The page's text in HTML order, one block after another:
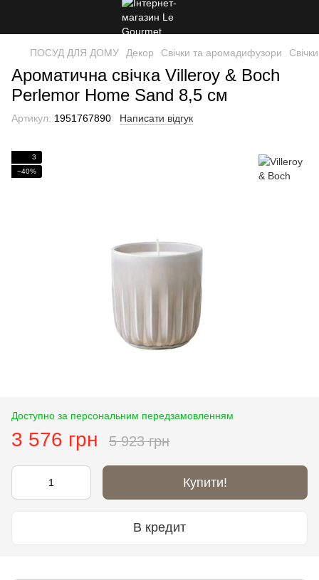
ПОСУД ДЛЯ ДОМУ Декор Свічки та аромадифузори
Ароматична свічка Villeroy & Boch
Perlemor Home Sand 8,5 см
Артикул: 1951767890 Написати відгук
3
−40%
Доступно за персональним передзамовленням
3 576 грн 5 923 грн
Купити!
В кредит